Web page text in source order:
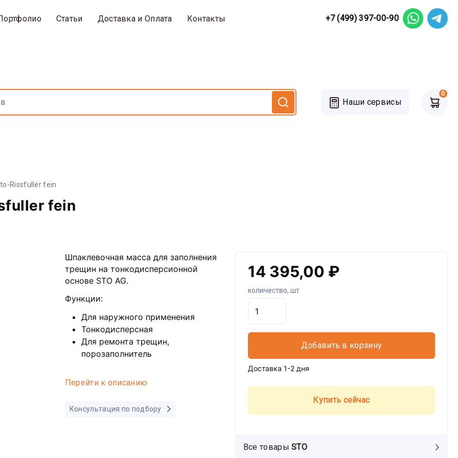
Статьи Доставка и Оплата Контакты +7 (499) 397-00-90
Наши сервисы
0
Rissfuller fein
fein
Шпаклевочная масса для заполнения
трещин на тонкодисперсионной
основе STO AG.
Функции:
Для наружного применения
Тонкодисперсная
Для ремонта трещин,
порозаполнитель
Перейти к описанию
Консультация по подбору
14 395,00 ₽
количество, шт
Добавить в корзину
Доставка 1-2 дня
Купить сейчас
Все товарыSTO